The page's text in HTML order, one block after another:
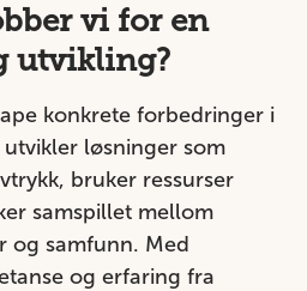
vi for en
utvikling?
konkrete forbedringer i
løsninger som
bruker ressurser
samspillet mellom
og samfunn. Med
og erfaring fra